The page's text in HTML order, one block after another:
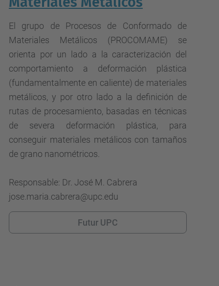
El grupo de Procesos de Conformado de
Materiales Metálicos (PROCOMAME) se
orienta por un lado a la caracterización del
comportamiento a deformación plástica
(fundamentalmente en caliente) de materiales
metálicos, y por otro lado a la definición de
rutas de procesamiento, basadas en técnicas
de severa deformación plástica, para
conseguir materiales metálicos con tamaños
de grano nanométricos.
Responsable: Dr. José M. Cabrera
jose.maria.cabrera@upc.edu
Futur UPC